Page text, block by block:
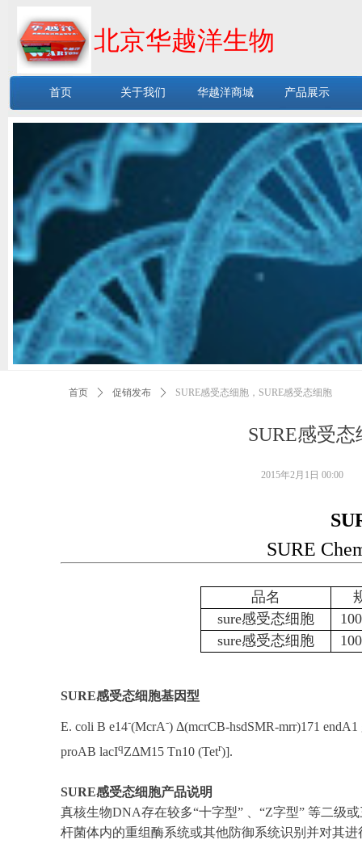
北京华越洋生物
首页 关于我们 华越洋商城 产品展示
SURE感受
首页 ꄲ 促销发布 ꄲ SURE感受态细胞，SURE感受态细胞
SURE
品名
sure感受态细胞
sure感受态细胞
SURE感受态细胞基因型
E. coli B e14-(McrA-) Δ(mcrCB-hsdSMR-mrr)171
proAB lacIqZΔM15 Tn10 (Tetr)].
SURE感受态细胞产品说明
真核生物DNA存在较多“十字型” 、“Z字型” 等二级
杆菌体内的重组酶系统或其他防御系统识别并对其
2015年2月1日 00:00